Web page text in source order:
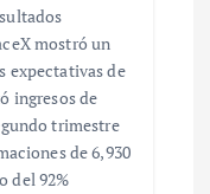
mostró un
expectativas de
ingresos de
trimestre
de 6,930
del 92%